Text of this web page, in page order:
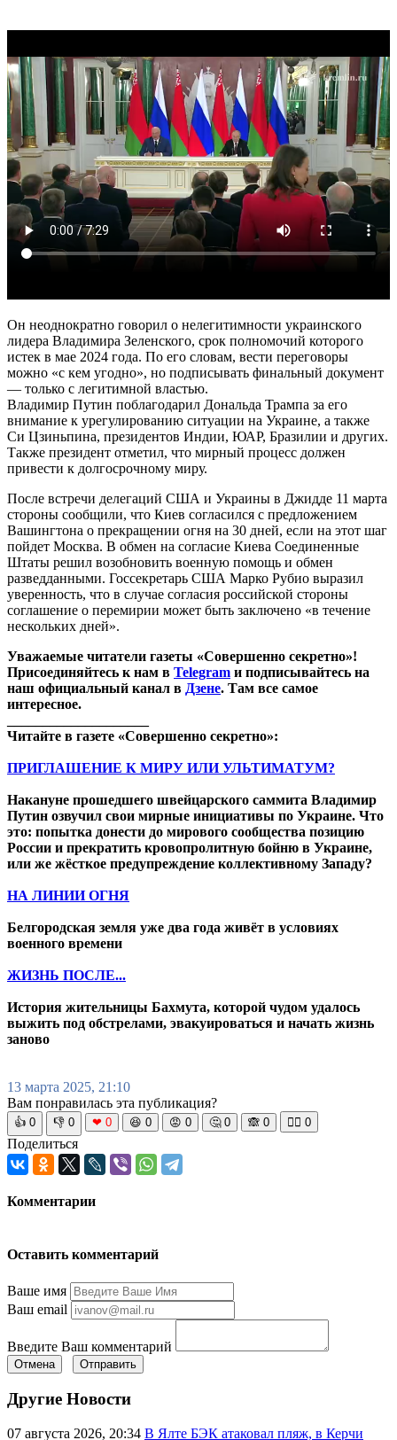
Он неоднократно говорил о нелегитимности украинского
лидера Владимира Зеленского, срок полномочий которого
истек в мае 2024 года. По его словам, вести переговоры
можно «с кем угодно», но подписывать финальный документ
— только с легитимной властью.
Владимир Путин поблагодарил Дональда Трампа за его
внимание к урегулированию ситуации на Украине, а также
Си Цзиньпина, президентов Индии, ЮАР, Бразилии и других.
Также президент отметил, что мирный процесс должен
привести к долгосрочному миру.
После встречи делегаций США и Украины в Джидде 11 марта
стороны сообщили, что Киев согласился с предложением
Вашингтона о прекращении огня на 30 дней, если на этот шаг
пойдет Москва. В обмен на согласие Киева Соединенные
Штаты решил возобновить военную помощь и обмен
разведданными. Госсекретарь США Марко Рубио выразил
уверенность, что в случае согласия российской стороны
соглашение о перемирии может быть заключено «в течение
нескольких дней».
Уважаемые читатели газеты «Совершенно секретно»!
Присоединяйтесь к нам в Telegram и подписывайтесь на
наш официальный канал в Дзене. Там все самое
интересное.
Читайте в газете «Совершенно секретно»:
ПРИГЛАШЕНИЕ К МИРУ ИЛИ УЛЬТИМАТУМ?
Накануне прошедшего швейцарского саммита Владимир
Путин озвучил свои мирные инициативы по Украине. Что
это: попытка донести до мирового сообщества позицию
России и прекратить кровопролитную бойню в Украине,
или же жёсткое предупреждение коллективному Западу?
НА ЛИНИИ ОГНЯ
Белгородская земля уже два года живёт в условиях
военного времени
ЖИЗНЬ ПОСЛЕ...
История жительницы Бахмута, которой чудом удалось
выжить под обстрелами, эвакуироваться и начать жизнь
заново
13 марта 2025, 21:10
Вам понравилась эта публикация?
👍 0 👎 0 ❤ 0 😆 0 😡 0 🤔 0 🙈 0 🧘‍♀️ 0
Поделиться
Комментарии
Оставить комментарий
Ваше имя
Ваш email
Введите Ваш комментарий
Отмена Отправить
Другие Новости
07 августа 2026, 20:34 В Ялте БЭК атаковал пляж, в Керчи